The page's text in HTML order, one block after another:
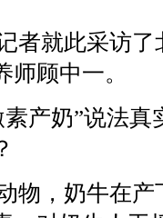
者就此采访
顾中一。
产奶”说法真
物，奶牛在